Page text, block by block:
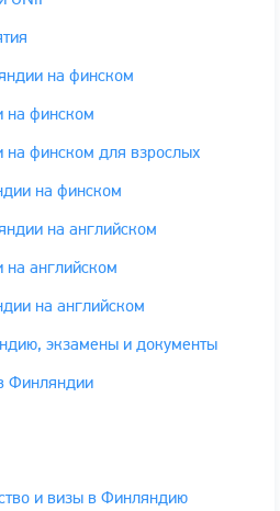
на финском
на финском
финском для взрослых
на финском
на английском
английском
на английском
экзамены и документы
Финляндии
и визы в Финляндию